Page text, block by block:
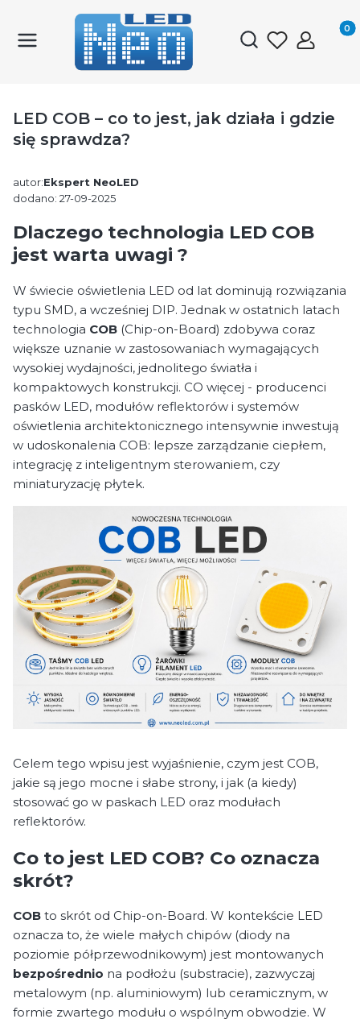
Otwórz
LED COB – co to jest, jak działa i gdzie
się sprawdza?
autor:Ekspert NeoLED
dodano: 27-09-2025
Dlaczego technologia LED COB
jest warta uwagi ?
W świecie oświetlenia LED od lat dominują rozwiązania
typu SMD, a wcześniej DIP. Jednak w ostatnich latach
technologia COB (Chip-on-Board) zdobywa coraz
większe uznanie w zastosowaniach wymagających
wysokiej wydajności, jednolitego światła i
kompaktowych konstrukcji. CO więcej - producenci
pasków LED, modułów reflektorów i systemów
oświetlenia architektonicznego intensywnie inwestują
w udoskonalenia COB: lepsze zarządzanie ciepłem,
integrację z inteligentnym sterowaniem, czy
miniaturyzację płytek.
Celem tego wpisu jest wyjaśnienie, czym jest COB,
jakie są jego mocne i słabe strony, i jak (a kiedy)
stosować go w paskach LED oraz modułach
reflektorów.
Co to jest LED COB? Co oznacza
skrót?
COB to skrót od Chip-on-Board. W kontekście LED
oznacza to, że wiele małych chipów (diody na
poziomie półprzewodnikowym) jest montowanych
bezpośrednio na podłożu (substracie), zazwyczaj
metalowym (np. aluminiowym) lub ceramicznym, w
formie zwartego modułu o wspólnym obwodzie. W